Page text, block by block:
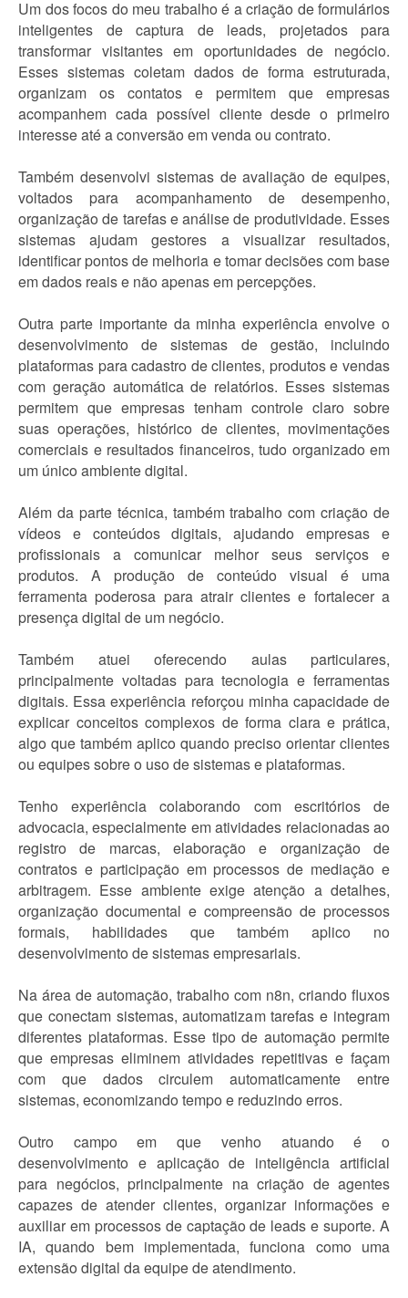
Um dos focos do meu trabalho é a criação de formulários
inteligentes de captura de leads, projetados para
transformar visitantes em oportunidades de negócio.
Esses sistemas coletam dados de forma estruturada,
organizam os contatos e permitem que empresas
acompanhem cada possível cliente desde o primeiro
interesse até a conversão em venda ou contrato.
Também desenvolvi sistemas de avaliação de equipes,
voltados para acompanhamento de desempenho,
organização de tarefas e análise de produtividade. Esses
sistemas ajudam gestores a visualizar resultados,
identificar pontos de melhoria e tomar decisões com base
em dados reais e não apenas em percepções.
Outra parte importante da minha experiência envolve o
desenvolvimento de sistemas de gestão, incluindo
plataformas para cadastro de clientes, produtos e vendas
com geração automática de relatórios. Esses sistemas
permitem que empresas tenham controle claro sobre
suas operações, histórico de clientes, movimentações
comerciais e resultados financeiros, tudo organizado em
um único ambiente digital.
Além da parte técnica, também trabalho com criação de
vídeos e conteúdos digitais, ajudando empresas e
profissionais a comunicar melhor seus serviços e
produtos. A produção de conteúdo visual é uma
ferramenta poderosa para atrair clientes e fortalecer a
presença digital de um negócio.
Também atuei oferecendo aulas particulares,
principalmente voltadas para tecnologia e ferramentas
digitais. Essa experiência reforçou minha capacidade de
explicar conceitos complexos de forma clara e prática,
algo que também aplico quando preciso orientar clientes
ou equipes sobre o uso de sistemas e plataformas.
Tenho experiência colaborando com escritórios de
advocacia, especialmente em atividades relacionadas ao
registro de marcas, elaboração e organização de
contratos e participação em processos de mediação e
arbitragem. Esse ambiente exige atenção a detalhes,
organização documental e compreensão de processos
formais, habilidades que também aplico no
desenvolvimento de sistemas empresariais.
Na área de automação, trabalho com n8n, criando fluxos
que conectam sistemas, automatizam tarefas e integram
diferentes plataformas. Esse tipo de automação permite
que empresas eliminem atividades repetitivas e façam
com que dados circulem automaticamente entre
sistemas, economizando tempo e reduzindo erros.
Outro campo em que venho atuando é o
desenvolvimento e aplicação de inteligência artificial
para negócios, principalmente na criação de agentes
capazes de atender clientes, organizar informações e
auxiliar em processos de captação de leads e suporte. A
IA, quando bem implementada, funciona como uma
extensão digital da equipe de atendimento.